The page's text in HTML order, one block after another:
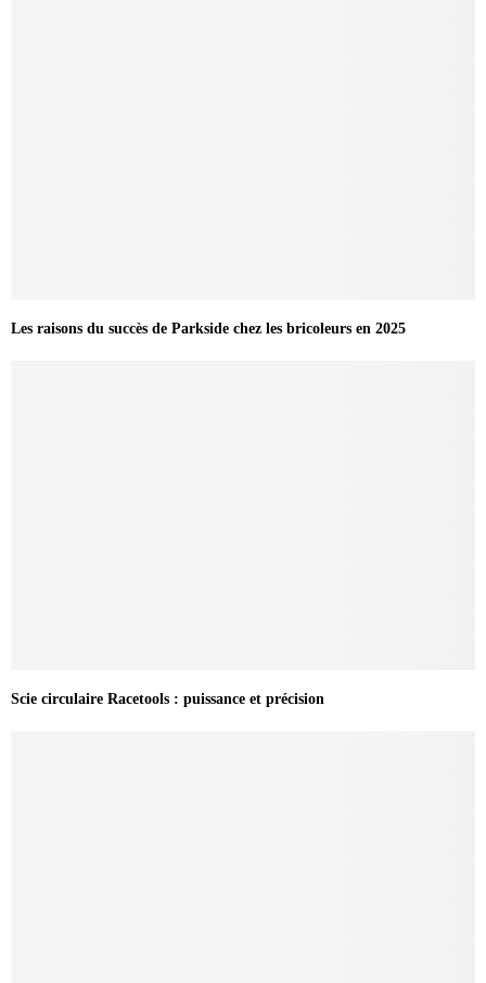
Les raisons du succès de Parkside chez les bricoleurs en 2025
Scie circulaire Racetools : puissance et précision